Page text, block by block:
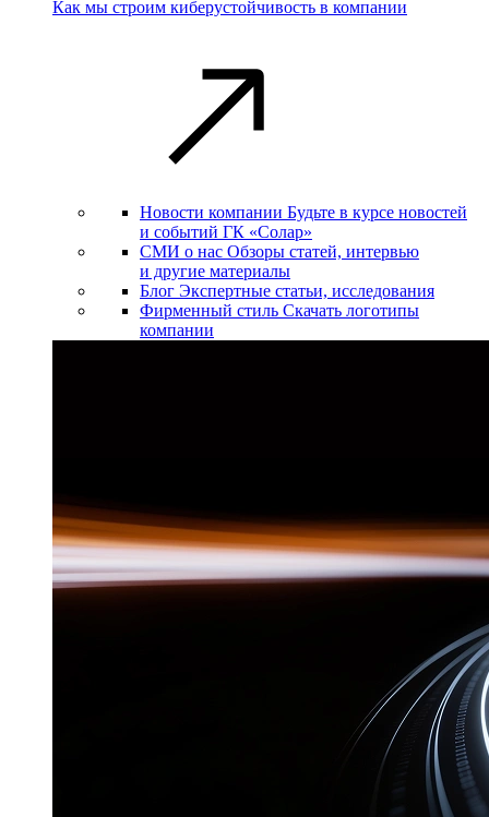
Как мы строим киберустойчивость в компании
Новости компании Будьте в курсе новостей
и событий ГК «Солар»
СМИ о нас Обзоры статей, интервью
и другие материалы
Блог Экспертные статьи, исследования
Фирменный стиль Скачать логотипы
компании